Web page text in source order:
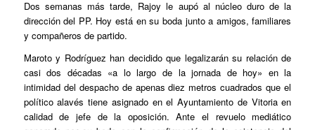
Dos semanas más tarde, Rajoy le aupó al núcleo duro de la
dirección del PP. Hoy está en su boda junto a amigos, familiares
y compañeros de partido.
Maroto y Rodríguez han decidido que legalizarán su relación de
casi dos décadas «a lo largo de la jornada de hoy» en la
intimidad del despacho de apenas diez metros cuadrados que el
político alavés tiene asignado en el Ayuntamiento de Vitoria en
calidad de jefe de la oposición. Ante el revuelo mediático